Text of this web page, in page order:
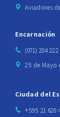
Aviadores
Encarnación
(071) 204 222
25 de Mayo
Ciudad del
+595 21 620